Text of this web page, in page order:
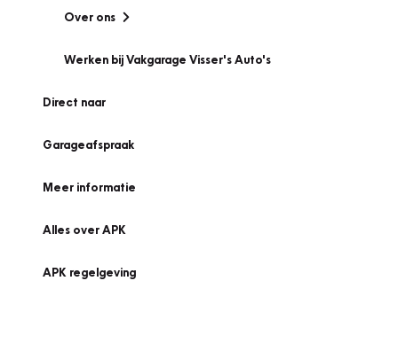
Over ons
Werken bij Vakgarage Visser's Auto's
Direct naar
Garageafspraak
Meer informatie
Alles over APK
APK regelgeving